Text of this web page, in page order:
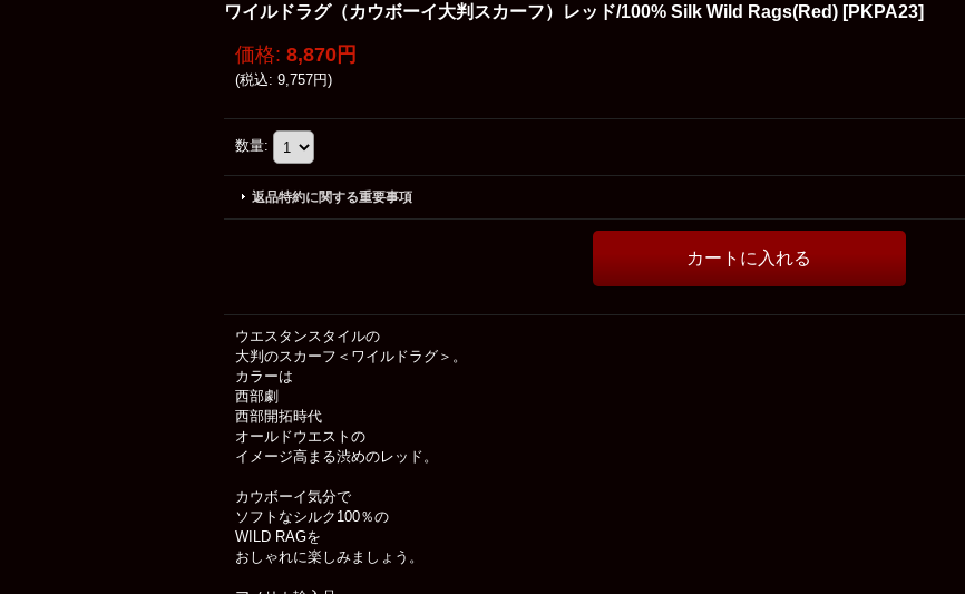
ワイルドラグ（カウボーイ大判スカーフ）レッド/100% Silk Wild Rags(Red) [PKPA23]
価格: 8,870円
(税込: 9,757円)
数量:
返品特約に関する重要事項
ウエスタンスタイルの
大判のスカーフ＜ワイルドラグ＞。
カラーは
西部劇
西部開拓時代
オールドウエストの
イメージ高まる渋めのレッド。
カウボーイ気分で
ソフトなシルク100％の
WILD RAGを
おしゃれに楽しみましょう。